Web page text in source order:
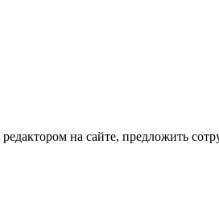
на сайте, предложить